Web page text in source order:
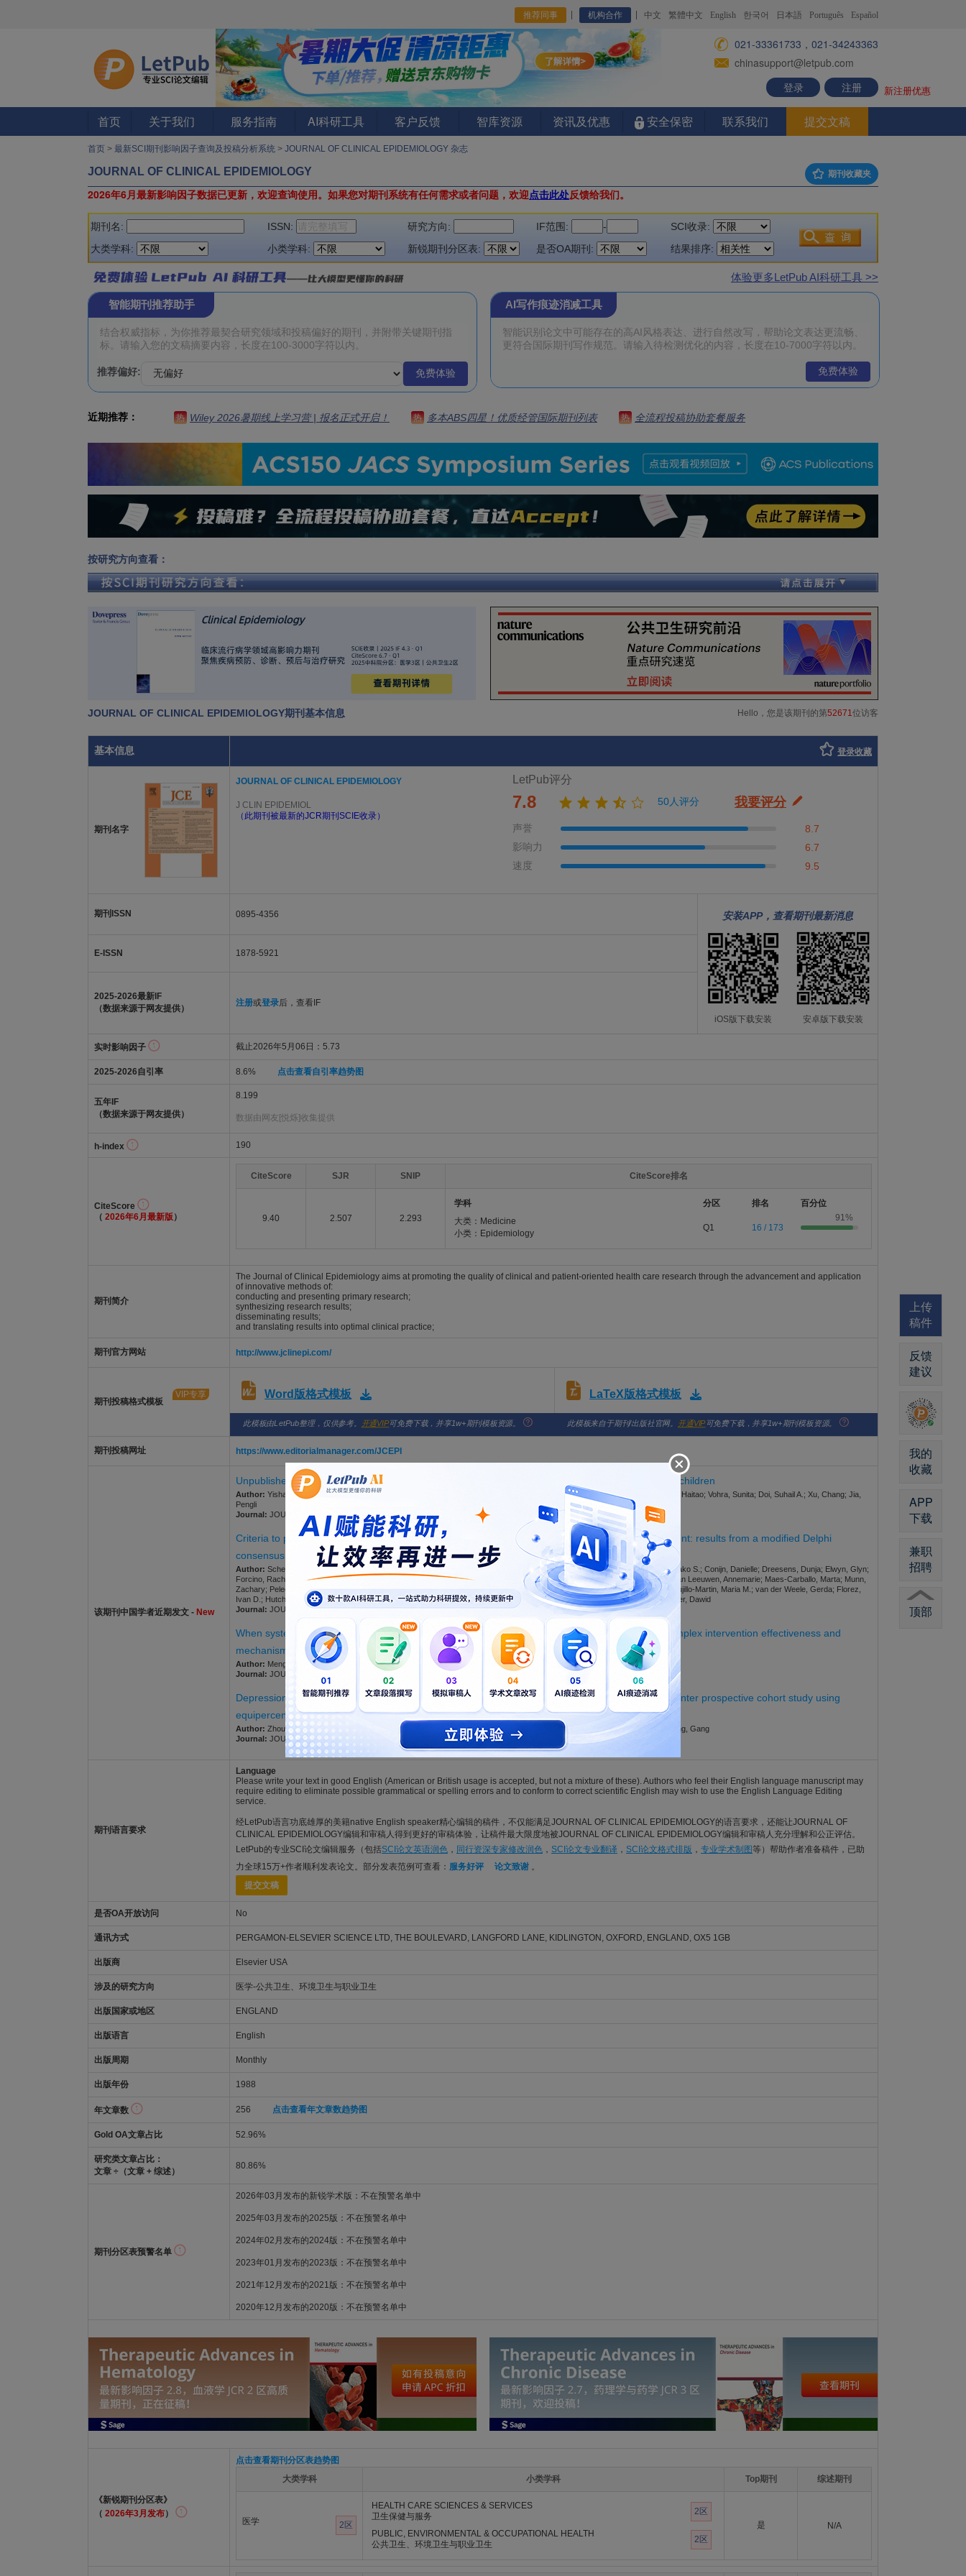
推荐同事 机构合作 中文 繁體中文 English 한국어 日本語 Português Español
021-33361733，021-34243363
chinasupport@letpub.com
登录
注册 新注册优惠
首页 关于我们 服务指南 AI科研工具 客户反馈 智库资源 资讯及优惠 安全保密 联系我们 提交文稿
首页 > 最新SCI期刊影响因子查询及投稿分析系统 > JOURNAL OF CLINICAL EPIDEMIOLOGY 杂志
JOURNAL OF CLINICAL EPIDEMIOLOGY 期刊收藏夹
2026年6月最新影响因子数据已更新，欢迎查询使用。 如果您对期刊系统有任何需求或者问题，欢迎点击此处反馈给我们。
期刊名: ISSN: 研究方向: IF范围: -
SCI收录:
大类学科:
小类学科: 新锐期刊分区表: 是否OA期刊: 结果排序:
体验更多LetPub AI科研工具 >>
智能期刊推荐助手
推荐偏好: 免费体验
AI写作痕迹消减工具
免费体验
近期推荐： 热 Wiley 2026暑期线上学习营 | 报名正式开启！ 热 多本ABS四星！优质经管国际期刊列表 热 全流程投稿协助套餐服务
按研究方向查看：
JOURNAL OF CLINICAL EPIDEMIOLOGY期刊基本信息 Hello，您是该期刊的第52671位访客
基本信息 登录收藏
期刊名字
JOURNAL OF CLINICAL EPIDEMIOLOGY
J CLIN EPIDEMIOL
（此期刊被最新的JCR期刊SCIE收录）
LetPub评分
7.8 50人评分 我要评分
声誉
8.7
影响力
6.7
速度
9.5
期刊ISSN 0895-4356 安装APP，查看期刊最新消息
iOS版下载安装 安卓版下载安装
E-ISSN 1878-5921
2025-2026最新IF
（数据来源于网友提供）
注册或登录后，查看IF
实时影响因子 截止2026年5月06日：5.73
2025-2026自引率 8.6% 点击查看自引率趋势图
五年IF
（数据来源于网友提供）
8.199
数据由网友[悦烁]收集提供
h-index 190
CiteScore
（ 2026年6月最新版 ）
CiteScore SJR SNIP CiteScore排名
9.40 2.507 2.293
学科 分区 排名
百分位
大类：Medicine
小类：Epidemiology
Q1 16 / 173
91%
期刊简介
The Journal of Clinical Epidemiology aims at promoting the quality of clinical and patient-oriented health care research through the advancement and application
of innovative methods of:
conducting and presenting primary research;
synthesizing research results;
disseminating results;
and translating results into optimal clinical practice;
期刊官方网站 http://www.jclinepi.com/
期刊投稿格式模板
VIP专享 Word版格式模板 LaTeX版格式模板
此模板由LetPub整理，仅供参考。 开通VIP可免费下载，并享1w+期刊模板资源。 此模板来自于期刊/出版社官网。 开通VIP 可免费下载，并享1w+期刊模板资源。
期刊投稿网址 https://www.editorialmanager.com/JCEPI
该期刊中国学者近期发文 - New
Unpublished trials affected evidence synthesis substantially when estimating medication harms in children
Author: Yisha, Zuhaer; Fan, Zhaohu; Furuya-Kanamori, Luis; Tian, Yuan; Loke, Yoon; Peng, Zhen; Lin, Lifeng; Golder, Su; Chu, Haitao; Vohra, Sunita; Doi, Suhail A.; Xu, Chang; Jia,
Pengli
Journal: JOURNAL OF CLINICAL EPIDEMIOLOGY. 2026; Vol. 195, Issue , pp. -. DOI: 10.1016/j.jclinepi.2026.112276
Criteria to prioritize clinical practice guideline recommendations for patient decision aid development: results from a modified Delphi
consensus study
Author: Schewe, Leon V.; Scheibler, Fueloep; Fischer, Lena; Baghus, Anouk; van Bostraeten, Pieter; Bresser, Cato; Burgers, Jako S.; Conijn, Danielle; Dreesens, Dunja; Elwyn, Glyn;
Forcino, Rachel C.; Franco, Juan; Garvelink, Mirjam; Giguere, Anik; Gionfriddo, Michael R.; Gupta, Samir; Hoffmann, Tammy; van Leeuwen, Annemarie; Maes-Carballo, Marta; Munn,
Zachary; Peleg, Mor; Perestelo-Perez, Lilisbeth; Schubbe, Danielle; Sprengers, Dominique; Stacey, Dawn; Stiggelbout, Anne; Trujillo-Martin, Maria M.; van der Weele, Gerda; Florez,
Ivan D.; Hutchinson, Andrew; Li, Sheyu; Puljak, Livia; Karge, Torsten; Langer, Thomas; Orduhan, Clara; Schaefer, Corinna; Pieper, Dawid
Journal: JOURNAL OF CLINICAL EPIDEMIOLOGY. 2026; Vol. 194, Issue , pp. -. DOI: 10.1016/j.jclinepi.2026.112229
When systematic review meets realist review: proposing a hybrid review design to understand complex intervention effectiveness and
mechanisms
Author: Meng, Meiqi; Zhou, Yuxin; Han, Shuyu; Yang, Dan; Yang, Yajuan; Yu, Zhenwei; Li, Yike; Hao, Yufang; Zhao, Junqiang
Journal: JOURNAL OF CLINICAL EPIDEMIOLOGY. 2026; Vol. 194, Issue , pp. -. DOI: 10.1016/j.jclinepi.2026.112253
Depression rating scales demonstrate significant correlations but systematic differences: a multicenter prospective cohort study using
equipercentile linking
Author: Zhou, Jia; Hu, Jia; Zhou, Yi; Zhang, Ling; Feng, Yuan; Feng, Lei; Xiao, Le; Chen, Xu; Zhou, Jingjing; Meng, Linghui; Wang, Gang
Journal: JOURNAL OF CLINICAL EPIDEMIOLOGY. 2026; Vol. 194, Issue , pp. -. DOI: 10.1016/j.jclinepi.2026.112207
期刊语言要求
Language
Please write your text in good English (American or British usage is accepted, but not a mixture of these). Authors who feel their English language manuscript may
require editing to eliminate possible grammatical or spelling errors and to conform to correct scientific English may wish to use the English Language Editing
service.
经LetPub语言功底雄厚的美籍native English speaker精心编辑的稿件，不仅能满足JOURNAL OF CLINICAL EPIDEMIOLOGY的语言要求，还能让JOURNAL OF
CLINICAL EPIDEMIOLOGY编辑和审稿人得到更好的审稿体验，让稿件最大限度地被JOURNAL OF CLINICAL EPIDEMIOLOGY编辑和审稿人充分理解和公正评估。
LetPub的专业SCI论文编辑服务（包括SCI论文英语润色 ， 同行资深专家修改润色 ， SCI论文专业翻译 ， SCI论文格式排版 ， 专业学术制图等）帮助作者准备稿件，已助
力全球15万+作者顺利发表论文。部分发表范例可查看： 服务好评 论文致谢 。
提交文稿
是否OA开放访问 No
通讯方式 PERGAMON-ELSEVIER SCIENCE LTD, THE BOULEVARD, LANGFORD LANE, KIDLINGTON, OXFORD, ENGLAND, OX5 1GB
出版商 Elsevier USA
涉及的研究方向 医学-公共卫生、环境卫生与职业卫生
出版国家或地区 ENGLAND
出版语言 English
出版周期 Monthly
出版年份 1988
年文章数 256 点击查看年文章数趋势图
Gold OA文章占比 52.96%
研究类文章占比：
文章 ÷（文章 + 综述）
80.86%
期刊分区表预警名单
2026年03月发布的新锐学术版：不在预警名单中
2025年03月发布的2025版：不在预警名单中
2024年02月发布的2024版：不在预警名单中
2023年01月发布的2023版：不在预警名单中
2021年12月发布的2021版：不在预警名单中
2020年12月发布的2020版：不在预警名单中
《新锐期刊分区表》
（ 2026年3月发布）
点击查看期刊分区表趋势图
大类学科
小类学科 Top期刊 综述期刊
医学 2区
HEALTH CARE SCIENCES & SERVICES
卫生保健与服务
2区
PUBLIC, ENVIRONMENTAL & OCCUPATIONAL HEALTH
公共卫生、环境卫生与职业卫生
2区
是 N/A
上传
稿件
反馈
建议
我的
收藏
APP
下载
兼职
招聘
顶部